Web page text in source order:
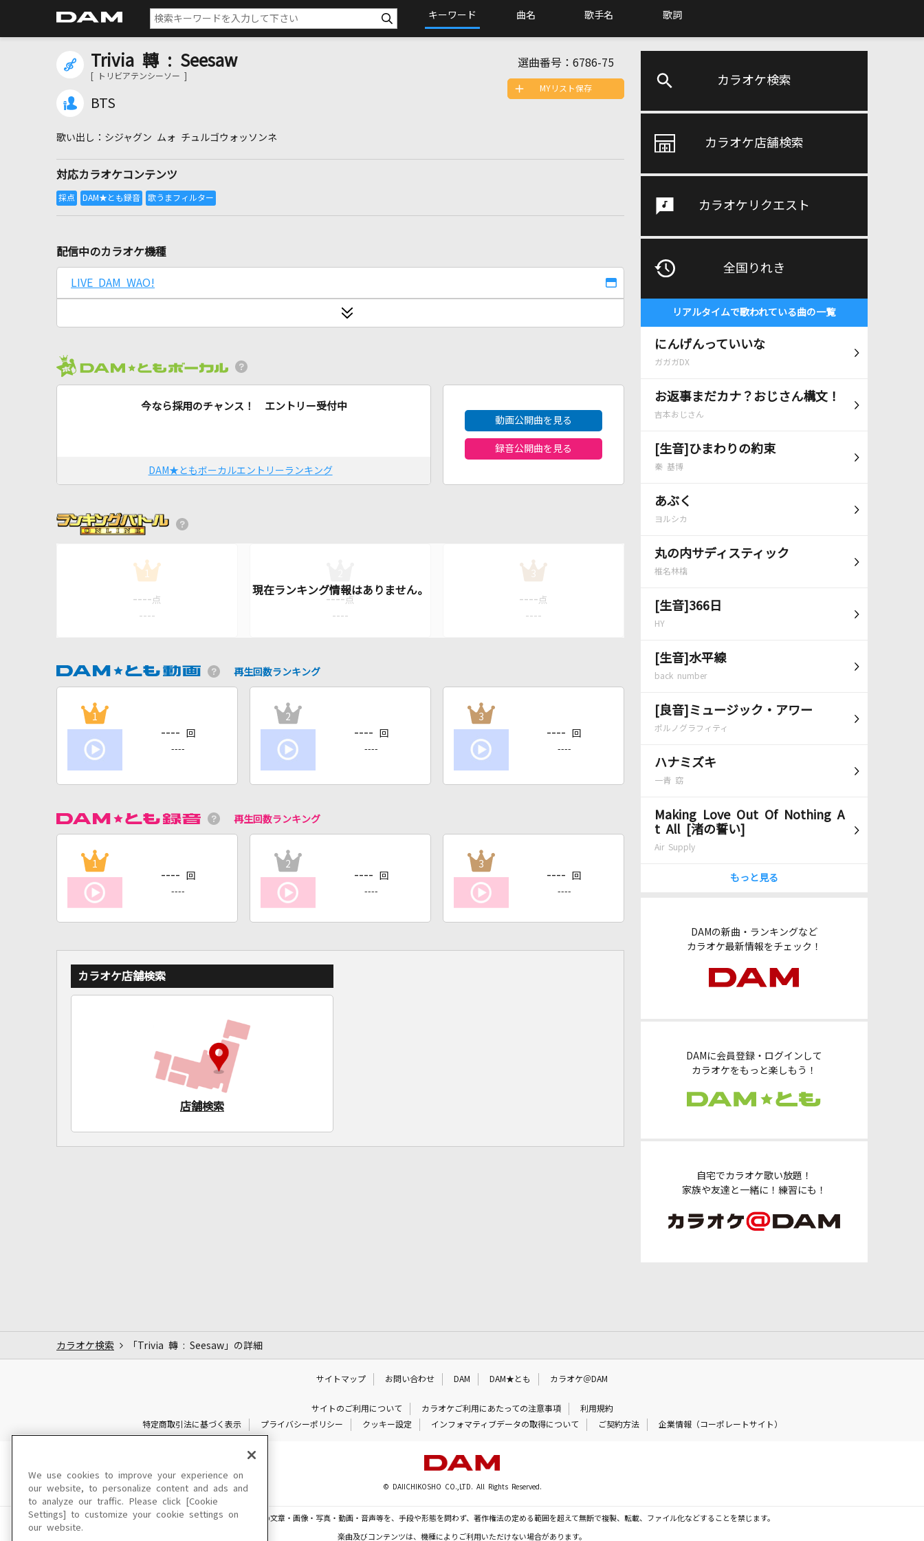
キーワード 曲名 歌手名 歌詞
カラオケ検索
カラオケ店舗検索
カラオケリクエスト
全国りれき
リアルタイムで歌われている曲の一覧
にんげんっていいな
ガガガDX
お返事まだカナ？おじさん構文！
吉本おじさん
[生音]ひまわりの約束
秦 基博
あぶく
ヨルシカ
丸の内サディスティック
椎名林檎
[生音]366日
HY
[生音]水平線
back number
[良音]ミュージック・アワー
ポルノグラフィティ
ハナミズキ
一青 窈
Making Love Out Of Nothing A
t All [渚の誓い]
Air Supply
もっと見る
DAMの新曲・ランキングなど
カラオケ最新情報をチェック！
DAMに会員登録・ログインして
カラオケをもっと楽しもう！
自宅でカラオケ歌い放題！
家族や友達と一緒に！練習にも！
Trivia 轉 : Seesaw
[ トリビアテンシーソー ]
BTS
選曲番号： 6786-75
シジャグン ムォ チュルゴウォッソンネ
対応カラオケコンテンツ
MYリスト保存
配信中のカラオケ機種
LIVE DAM WAO!
今なら採用のチャンス！ エントリー受付中
DAM★ともボーカルエントリーランキング
動画公開曲を見る
録音公開曲を見る
1
---- 点
----
---- 点
----
3
---- 点
----
再生回数ランキング
1
---- 回
----
2
---- 回
----
3
---- 回
----
再生回数ランキング
1
---- 回
----
2
---- 回
----
3
---- 回
----
カラオケ店舗検索
店舗検索
カラオケ検索 「Trivia 轉 : Seesaw」の詳細
サイトマップ お問い合わせ DAM DAM★とも カラオケ＠DAM
サイトのご利用について カラオケご利用にあたっての注意事項
利用規約
特定商取引法に基づく表示
プライバシーポリシー クッキー設定 インフォマティブデータの取得について ご契約方法 企業情報（コーポレートサイト）
© DAIICHIKOSHO CO.,LTD. All Rights Reserved.
このサイトに掲載されている一切の文章・画像・写真・動画・音声等を、手段や形態を問わず、著作権法の定める範囲を超えて無断で複製、転載、ファイル化などすることを禁じます。
楽曲及びコンテンツは、機種によりご利用いただけない場合があります。
We use cookies to improve your experience on
our website, to personalize content and ads and
to analyze our traffic. Please click [Cookie
Settings] to customize your cookie settings on
our website.